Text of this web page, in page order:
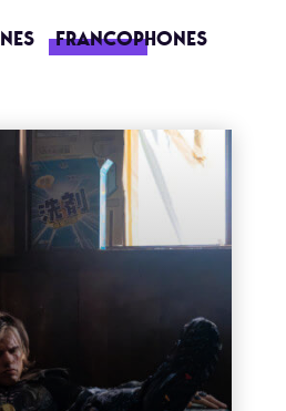
FRANCOPHONES